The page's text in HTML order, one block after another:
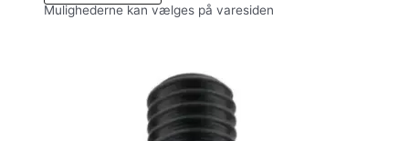
Mulighederne kan vælges på varesiden